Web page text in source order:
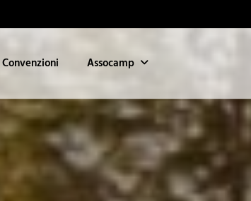
Convenzioni Assocamp